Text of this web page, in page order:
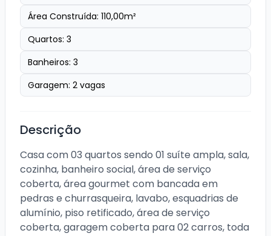
Área Construída: 110,00m²
Quartos: 3
Banheiros: 3
Garagem: 2 vagas
Descrição
Casa com 03 quartos sendo 01 suíte ampla, sala,
cozinha, banheiro social, área de serviço
coberta, área gourmet com bancada em
pedras e churrasqueira, lavabo, esquadrias de
alumínio, piso retificado, área de serviço
coberta, garagem coberta para 02 carros, toda